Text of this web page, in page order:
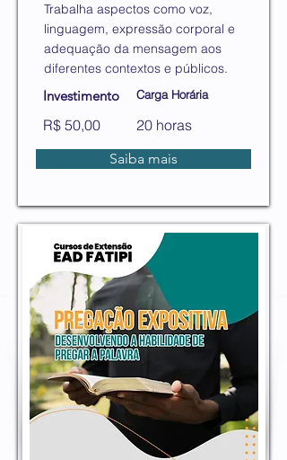
Trabalha aspectos como voz,
linguagem, expressão corporal e
adequação da mensagem aos
diferentes contextos e públicos.
Investimento
R$ 50,00
Carga Horária
20 horas
Saiba mais